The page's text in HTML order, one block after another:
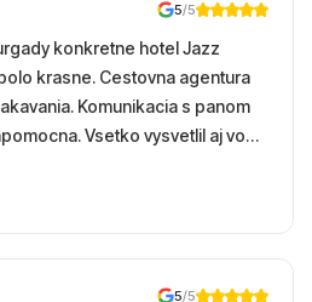
5/5
konkretne hotel Jazz
krasne. Cestovna agentura
Komunikacia s panom
Vsetko vysvetlil aj vo
sa ospravedlnujem. Hotel
prostredie, more,
5/5